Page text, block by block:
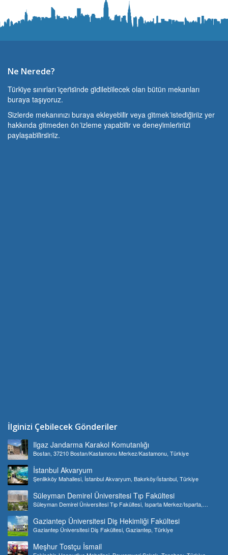
Ne Nerede?
Türki̇ye sınırları i̇çeri̇si̇nde gi̇di̇lebi̇lecek olan bütün mekanları
buraya taşıyoruz.
Si̇zlerde mekanınızı buraya ekleyebi̇li̇r veya gi̇tmek i̇stedi̇ği̇ni̇z yer
hakkında gi̇tmeden ön i̇zleme yapabi̇li̇r ve deneyi̇mleri̇ni̇zi̇
paylaşabi̇li̇rsi̇ni̇z.
İlginizi Çebilecek Gönderiler
Ilgaz Jandarma Karakol Komutanlığı
Bostan, 37210 Bostan/Kastamonu Merkez/Kastamonu, Türkiye
İstanbul Akvaryum
Şenlikköy Mahallesi, İstanbul Akvaryum, Bakırköy/İstanbul, Türkiye
Süleyman Demirel Üniversitesi Tıp Fakültesi
Süleyman Demirel Üniversitesi Tıp Fakültesi, Isparta Merkez/Isparta,
Gaziantep Üniversitesi Diş Hekimliği Fakültesi
Gaziantep Üniversitesi Diş Fakültesi, Gaziantep, Türkiye
Meşhur Tostçu İsmail